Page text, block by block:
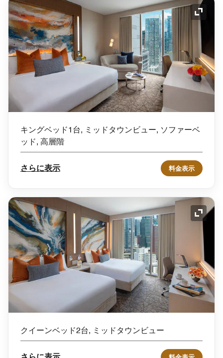
アイ
キングベッド1台, ミッドタウンビュー, ソファーベ
ッド, 高層階
さらに表示 料金表示
アイ
クイーンベッド2台, ミッドタウンビュー